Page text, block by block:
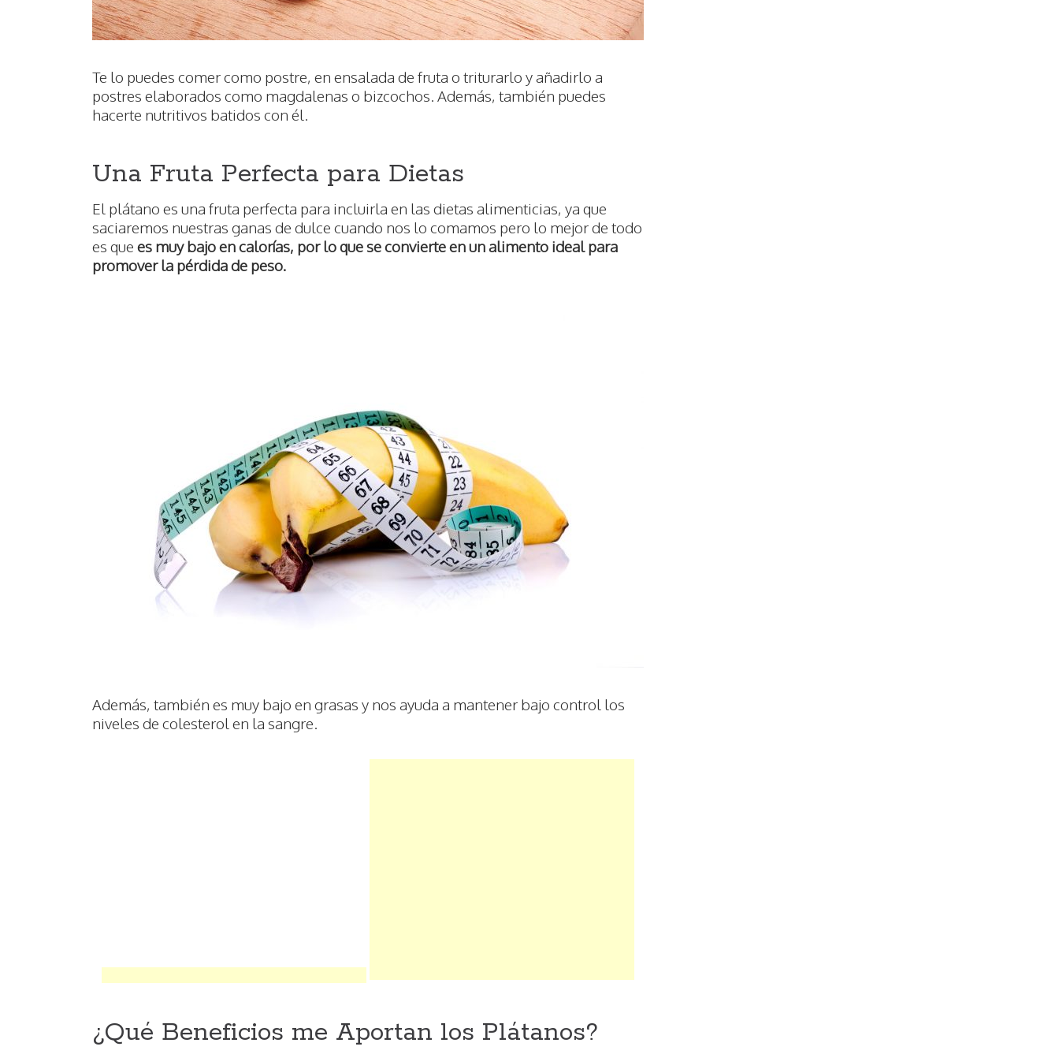
Te lo puedes comer como postre, en ensalada de fruta o triturarlo y añadirlo a
postres elaborados como magdalenas o bizcochos. Además, también puedes
hacerte nutritivos batidos con él.
Una Fruta Perfecta para Dietas
El plátano es una fruta perfecta para incluirla en las dietas alimenticias, ya que
saciaremos nuestras ganas de dulce cuando nos lo comamos pero lo mejor de todo
es que es muy bajo en calorías, por lo que se convierte en un alimento ideal para
promover la pérdida de peso.
Además, también es muy bajo en grasas y nos ayuda a mantener bajo control los
niveles de colesterol en la sangre.
¿Qué Beneficios me Aportan los Plátanos?